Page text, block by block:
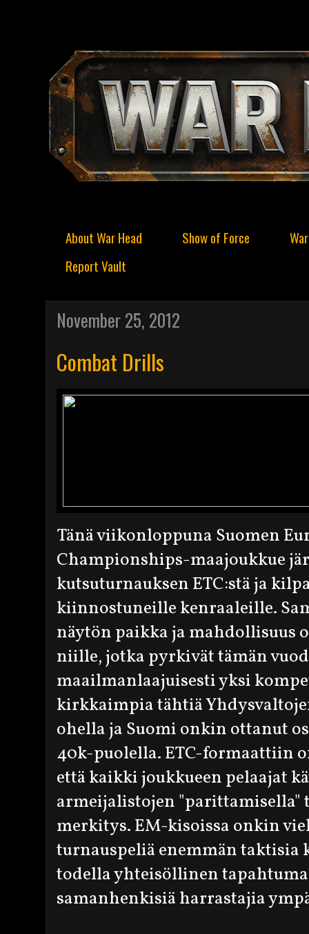
About War Head Show of Force
Report Vault
November 25, 2012
Combat Drills
Tänä viikonloppuna Suomen
Championships-maajoukkue
kutsuturnauksen ETC:stä ja
kiinnostuneille kenraaleille.
näytön paikka ja mahdollisuus
niille, jotka pyrkivät tämän
maailmanlaajuisesti yksi
kirkkaimpia tähtiä
ohella ja Suomi onkin ottanut
40k-puolella. ETC-formaattiin
että kaikki joukkueen pelaajat
armeijalistojen "parittamisella"
merkitys. EM-kisoissa onkin
turnauspeliä enemmän taktisia
todella yhteisöllinen
samanhenkisiä harrastajia